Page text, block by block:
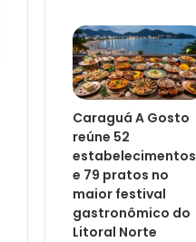
Caraguá A Gosto
reúne 52
estabelecimentos
e 79 pratos no
maior festival
gastronômico do
Litoral Norte